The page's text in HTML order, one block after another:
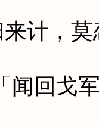
，莫
回戈